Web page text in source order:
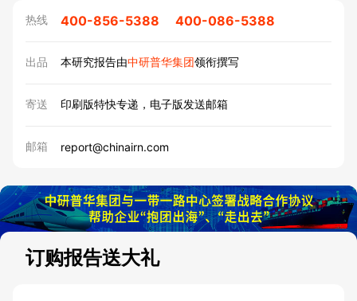
热线 400-856-5388 400-086-5388
出品 本研究报告由中研普华集团领衔撰写
寄送 印刷版特快专递，电子版发送邮箱
邮箱 report@chinairn.com
订购报告送大礼